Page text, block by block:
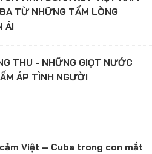
TỪ NHỮNG TẤM LÒNG
ÁI
THU - NHỮNG GIỌT NƯỚC
ÁP TÌNH NGƯỜI
Việt – Cuba trong con mắt